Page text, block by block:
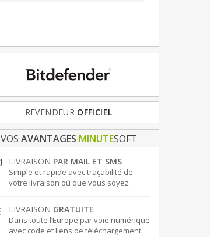
REVENDEUR OFFICIEL
VOS AVANTAGES MINUTESOFT
LIVRAISON PAR MAIL ET SMS
Simple et rapide avec traçabilité de
votre livraison où que vous soyez
LIVRAISON GRATUITE
Dans toute l’Europe par voie numérique
avec code et liens de téléchargement